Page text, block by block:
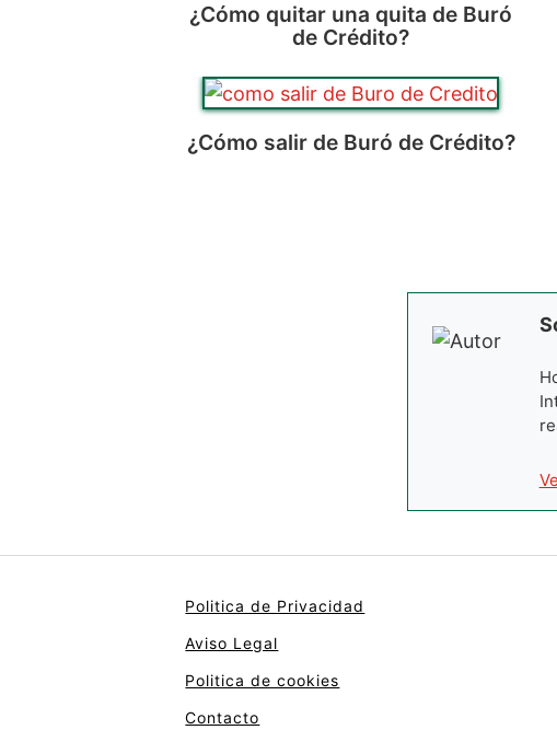
¿Cómo quitar una quita de Buró
de Crédito?
¿Cómo salir de Buró de Crédito?
Politica de Privacidad
Aviso Legal
Politica de cookies
Contacto